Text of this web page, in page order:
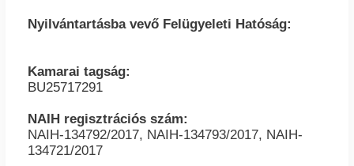
Nyilvántartásba vevő Felügyeleti Hatóság:
Kamarai tagság:
BU25717291
NAIH regisztrációs szám:
NAIH-134792/2017, NAIH-134793/2017, NAIH-
134721/2017